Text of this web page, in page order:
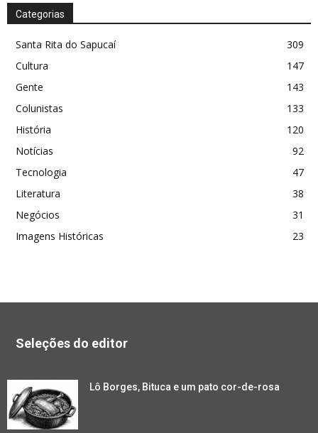
Categorias
Santa Rita do Sapucaí
309
Cultura
147
Gente
143
Colunistas
133
História
120
Notícias
92
Tecnologia
47
Literatura
38
Negócios
31
Imagens Históricas
23
Seleções do editor
Lô Borges, Bituca e um pato cor-de-rosa